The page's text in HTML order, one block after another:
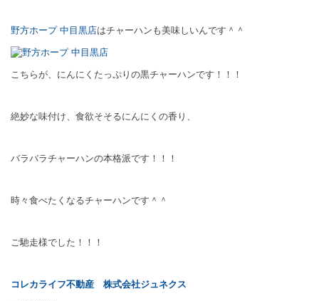
野方ホープ 中目黒店はチャーハンも美味しいんです＾＾
こちらが、にんにくたっぷりの黒チャーハンです！！！
絶妙な味付け、食欲そそるにんにくの香り、
バラバラチャーハンの本格派です！！！
時々食べたくなるチャーハンです＾＾
ご馳走様でした！！！
コレカライフ不動産 株式会社ジュネクス